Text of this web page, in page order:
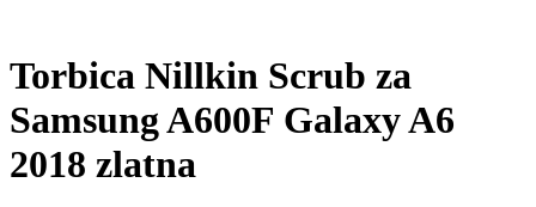
Torbica Nillkin Scrub za
Samsung A600F Galaxy A6
2018 zlatna